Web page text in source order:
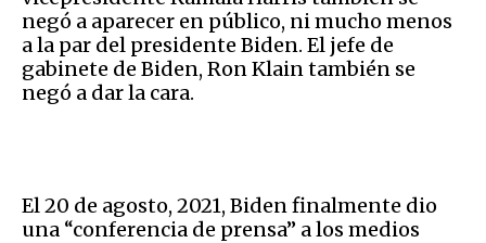
negó a aparecer en público, ni mucho menos
a la par del presidente Biden. El jefe de
gabinete de Biden, Ron Klain también se
negó a dar la cara.
El 20 de agosto, 2021, Biden finalmente dio
una “conferencia de prensa” a los medios